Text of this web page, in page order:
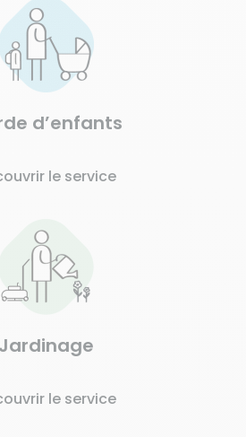
d’enfants
le service
Jardinage
le service